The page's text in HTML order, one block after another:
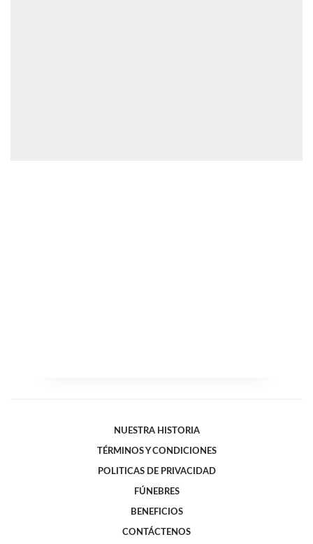
NUESTRA HISTORIA
TÉRMINOS Y CONDICIONES
POLITICAS DE PRIVACIDAD
FÚNEBRES
BENEFICIOS
CONTÁCTENOS